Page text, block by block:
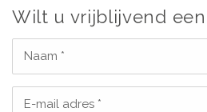
Wilt u vrijblijvend
Naam *
E-mail adres *